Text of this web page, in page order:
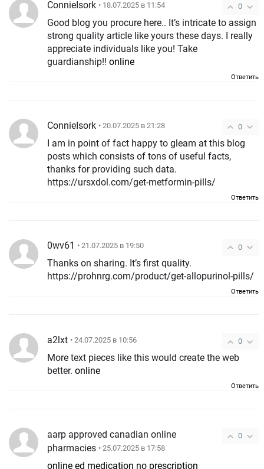
0
ConnieIsork • 18.07.2025 в 11:54
Good blog you procure here.. It’s intricate to assign
strong quality article like yours these days. I really
appreciate individuals like you! Take
guardianship!! online
Ответить
0
ConnieIsork • 20.07.2025 в 21:28
I am in point of fact happy to gleam at this blog
posts which consists of tons of useful facts,
thanks for providing such data.
https://ursxdol.com/get-metformin-pills/
Ответить
0
0wv61 • 21.07.2025 в 19:50
Thanks on sharing. It’s first quality.
https://prohnrg.com/product/get-allopurinol-pills/
Ответить
0
a2lxt • 24.07.2025 в 10:56
More text pieces like this would create the web
better. online
Ответить
0
aarp approved canadian online
pharmacies • 25.07.2025 в 17:58
online ed medication no prescription